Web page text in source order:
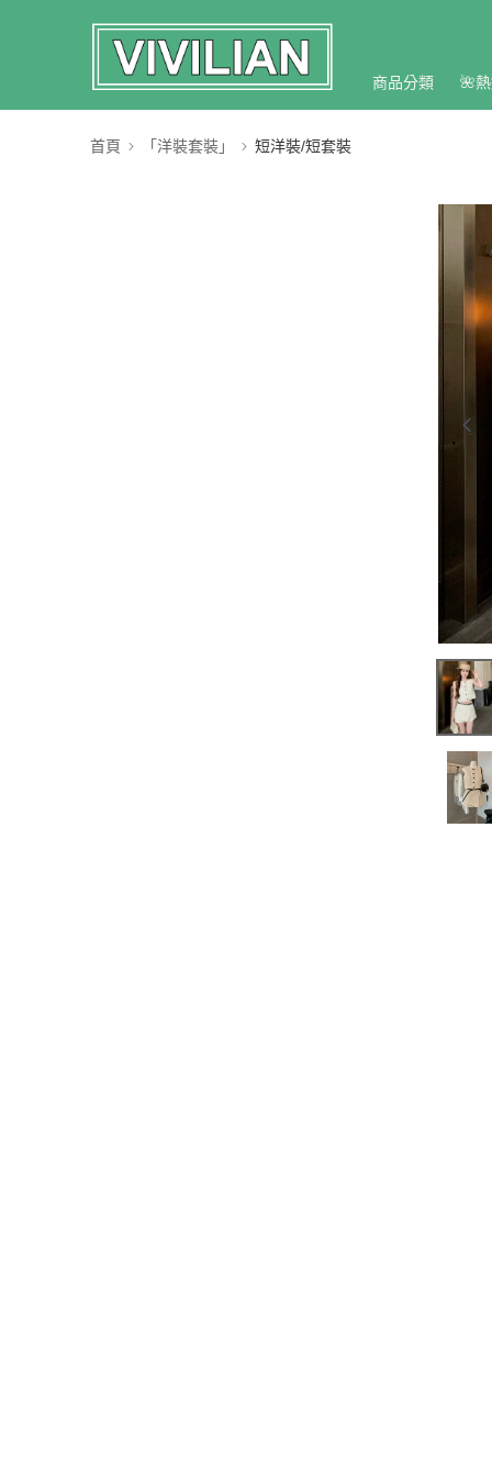
商品分類 🌺
首頁 「洋裝套裝」 短洋裝/短套裝